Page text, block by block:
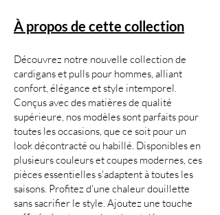
À propos de cette collection
Découvrez notre nouvelle collection de
cardigans et pulls pour hommes, alliant
confort, élégance et style intemporel.
Conçus avec des matières de qualité
supérieure, nos modèles sont parfaits pour
toutes les occasions, que ce soit pour un
look décontracté ou habillé. Disponibles en
plusieurs couleurs et coupes modernes, ces
pièces essentielles s'adaptent à toutes les
saisons. Profitez d'une chaleur douillette
sans sacrifier le style. Ajoutez une touche